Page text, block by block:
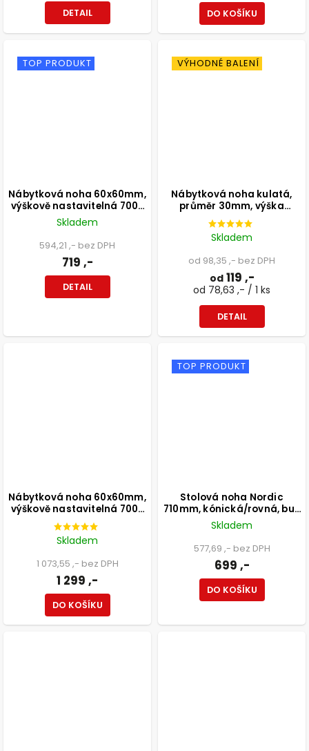
DETAIL DO KOŠÍKU
TOP PRODUKT
Nábytková noha 60x60mm,
výškově nastavitelná 700-
1100mm, šedá
Skladem
594,21 ,- bez DPH
719 ,-
DETAIL
VÝHODNÉ BALENÍ
Nábytková noha kulatá,
průměr 30mm, výška
300mm, černá
Skladem
od 98,35 ,- bez DPH
od119 ,-
od 78,63 ,- / 1 ks
DETAIL
Nábytková noha 60x60mm,
výškově nastavitelná 700-
1100mm, broušený nikl
Skladem
1 073,55 ,- bez DPH
1 299 ,-
DO KOŠÍKU
TOP PRODUKT
Stolová noha Nordic
710mm, kónická/rovná, buk
lakovaný bílý
Skladem
577,69 ,- bez DPH
699 ,-
DO KOŠÍKU